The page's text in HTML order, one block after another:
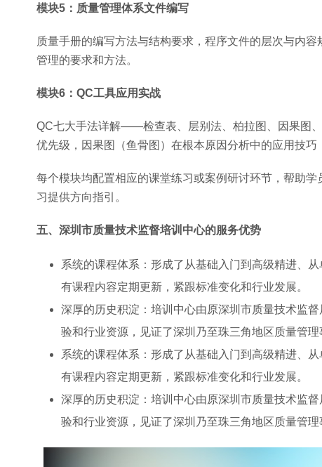
模块5：质量管理体系文件编写
质量手册的编写方法与结构要求，程序文件的层次与内
管理的要求和方法。
模块6：QC工具应用实战
QC七大手法详解——检查表、层别法、柏拉图、因果图
优先级，因果图（鱼骨图）在根本原因分析中的应用技巧
每个模块均配置相应的课堂练习或案例研讨环节，帮助
习提供方向指引。
五、深圳市质量技术监督培训中心的服务优势
系统的课程体系：形成了从基础入门到高级精进、
有课程内容定期更新，紧跟标准变化和行业发展。
深厚的历史积淀：培训中心由原深圳市质量技术监
验和行业资源，见证了深圳乃至珠三角地区质量管理
系统的课程体系：形成了从基础入门到高级精进、
有课程内容定期更新，紧跟标准变化和行业发展。
深厚的历史积淀：培训中心由原深圳市质量技术监
验和行业资源，见证了深圳乃至珠三角地区质量管理